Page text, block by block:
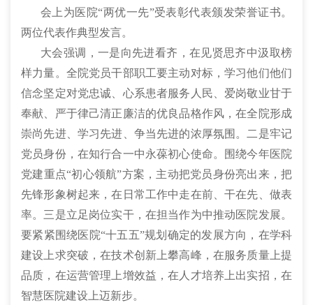
会上为医院“两优一先”受表彰代表颁发荣誉证书。
两位代表作典型发言。
大会强调，一是向先进看齐，在见贤思齐中汲取榜
样力量。全院党员干部职工要主动对标，学习他们他们
信念坚定对党忠诚、心系患者服务人民、爱岗敬业甘于
奉献、严于律己清正廉洁的优良品格作风，在全院形成
崇尚先进、学习先进、争当先进的浓厚氛围。二是牢记
党员身份，在知行合一中永葆初心使命。围绕今年医院
党建重点“初心领航”方案，主动把党员身份亮出来，把
先锋形象树起来，在日常工作中走在前、干在先、做表
率。三是立足岗位实干，在担当作为中推动医院发展。
要紧紧围绕医院“十五五”规划确定的发展方向，在学科
建设上求突破，在技术创新上攀高峰，在服务质量上提
品质，在运营管理上增效益，在人才培养上出实招，在
智慧医院建设上迈新步。